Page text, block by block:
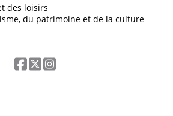
des loisirs
du patrimoine et de la culture